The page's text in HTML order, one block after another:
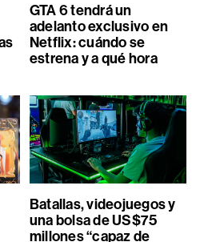
GTA 6 tendrá un
adelanto exclusivo en
Netflix: cuándo se
estrena y a qué hora
Batallas, videojuegos y
una bolsa de US$75
millones “capaz de